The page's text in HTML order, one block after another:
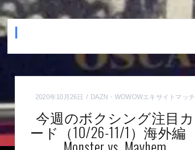
2020年10月26日 DAZN ・ WOWOWエキサイトマッチ
今週のボクシング注目カ
ード（10/26-11/1）海外編